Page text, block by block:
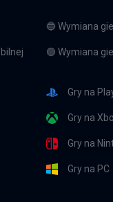
🔵 Wymiana
🟢 Wymiana
Gry na
Gry na
Gry na
Gry na PC